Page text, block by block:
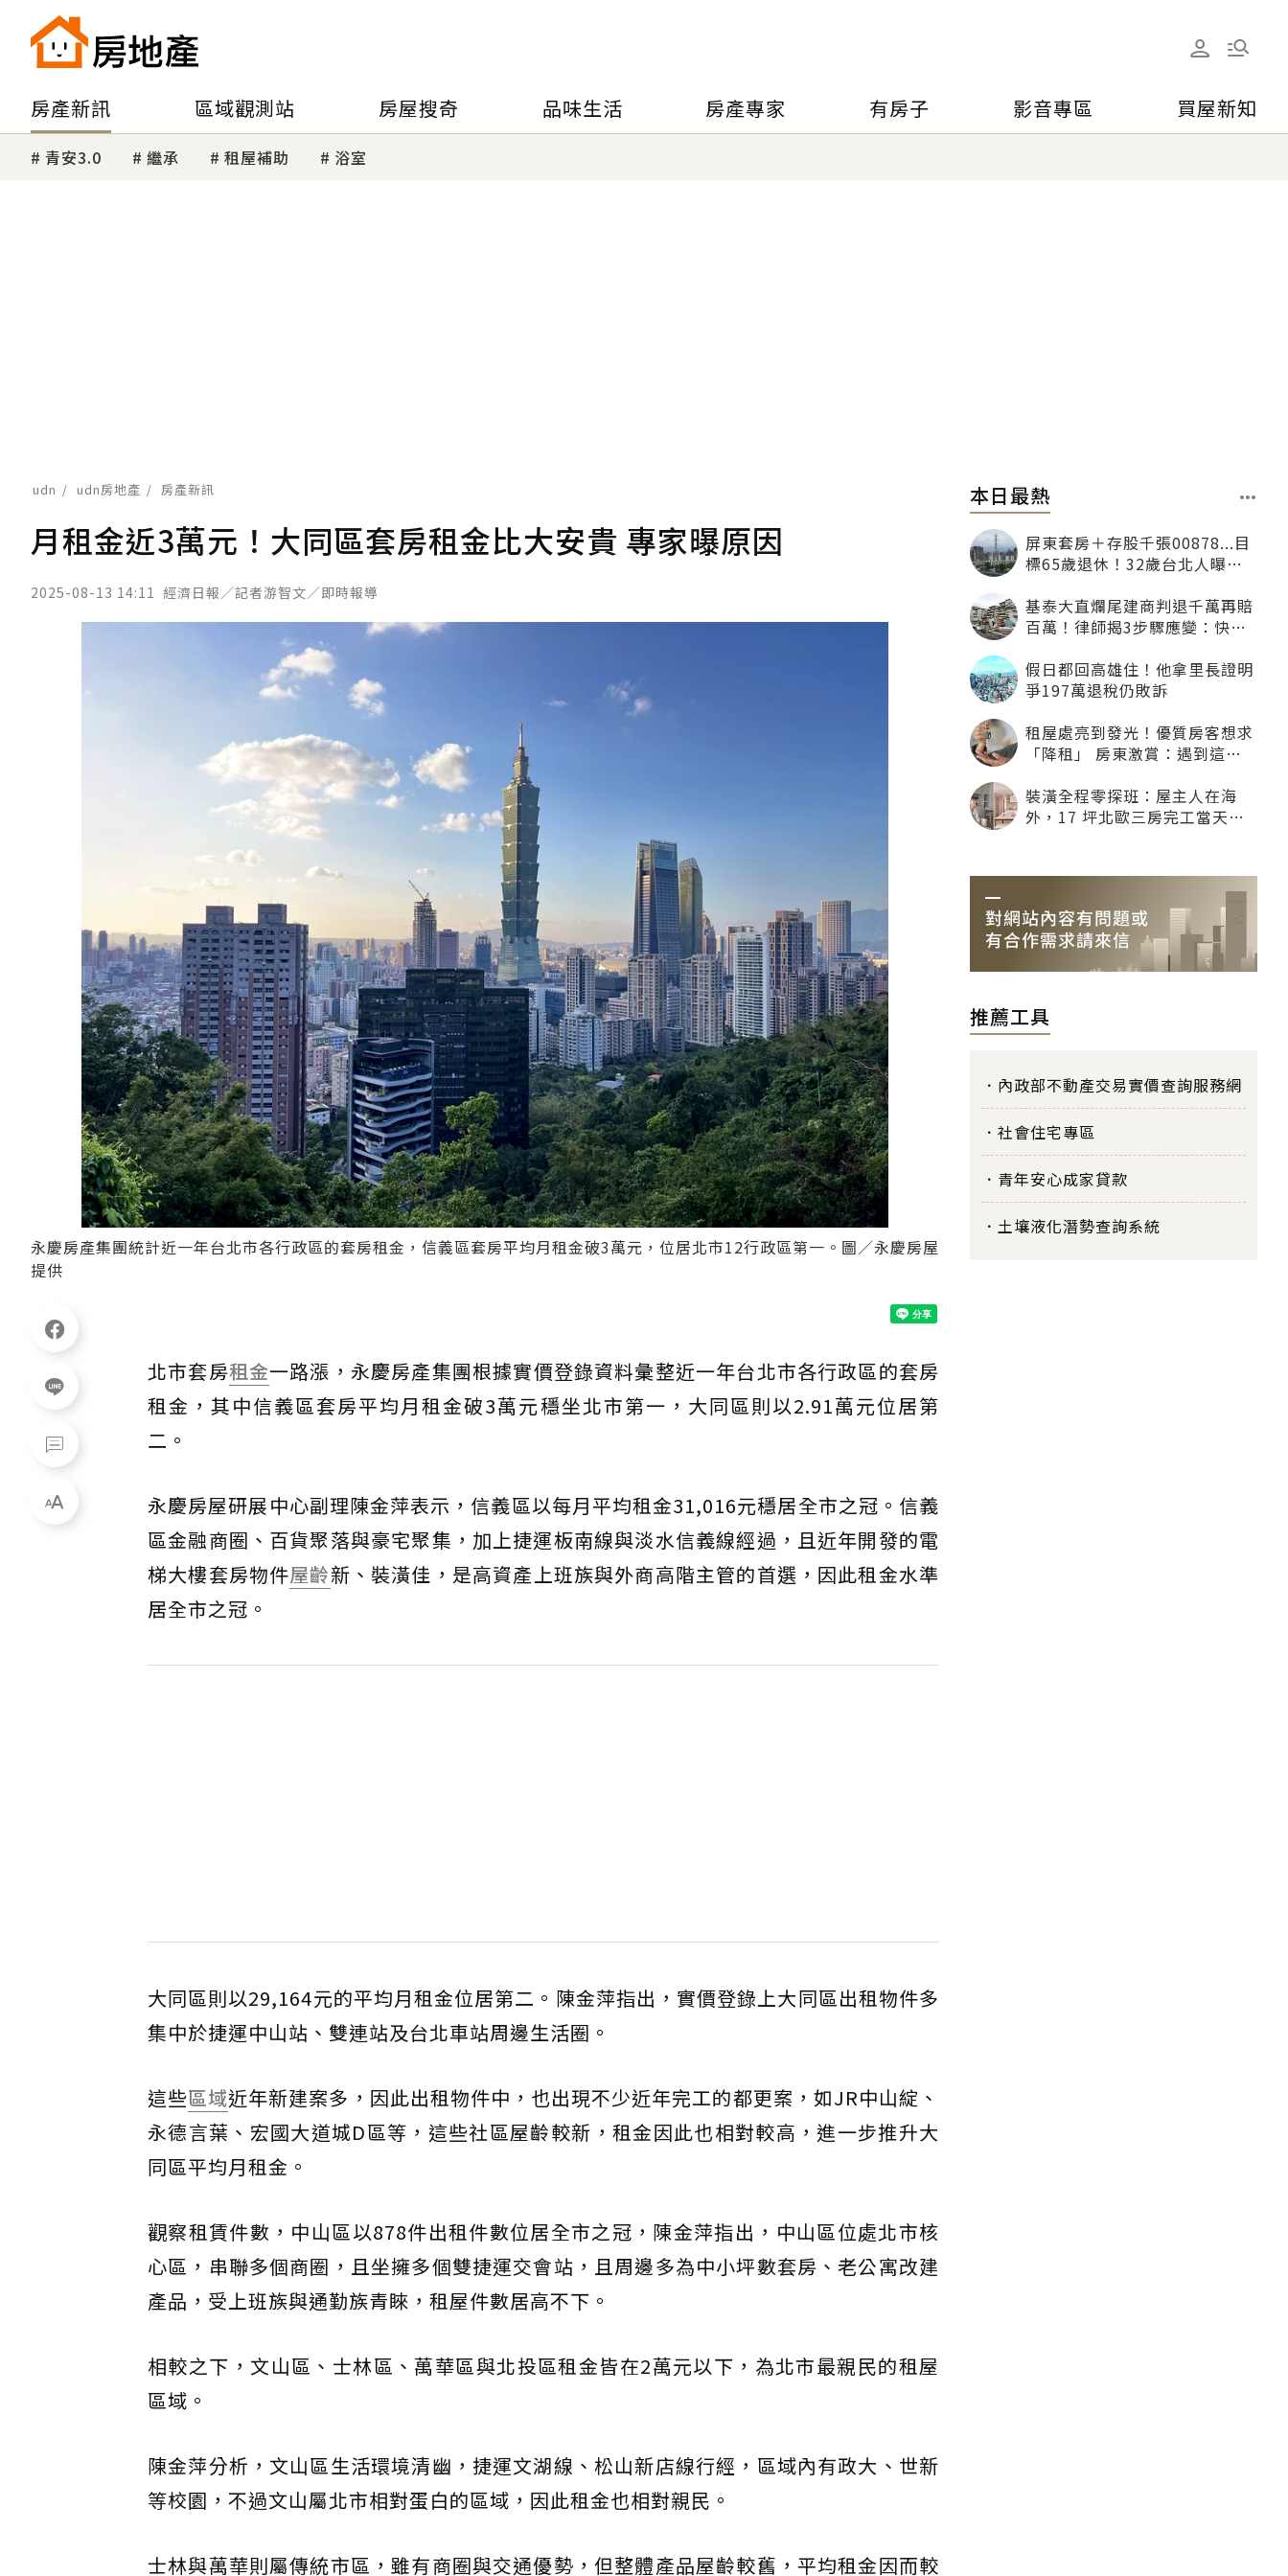
房產新訊 區域觀測站 房屋搜奇 品味生活 房產專家 有房子 影音專區 買屋新知
青安3.0 繼承 租屋補助 浴室
udn udn房地產 房產新訊
月租金近3萬元！大同區套房租金比大安貴 專家曝原因
2025-08-13 14:11 經濟日報／記者游智文／即時報導
永慶房產集團統計近一年台北市各行政區的套房租金，信義區套房平均月租金破3萬元，位居北市12行政區第一。圖／永慶房屋
提供
北市套房租金一路漲，永慶房產集團根據實價登錄資料彙整近一年台北市各行政區的套房
租金，其中信義區套房平均月租金破3萬元穩坐北市第一，大同區則以2.91萬元位居第
二。
永慶房屋研展中心副理陳金萍表示，信義區以每月平均租金31,016元穩居全市之冠。信義
區金融商圈、百貨聚落與豪宅聚集，加上捷運板南線與淡水信義線經過，且近年開發的電
梯大樓套房物件屋齡新、裝潢佳，是高資產上班族與外商高階主管的首選，因此租金水準
居全市之冠。
大同區則以29,164元的平均月租金位居第二。陳金萍指出，實價登錄上大同區出租物件多
集中於捷運中山站、雙連站及台北車站周邊生活圈。
這些區域近年新建案多，因此出租物件中，也出現不少近年完工的都更案，如JR中山綻、
永德言葉、宏國大道城D區等，這些社區屋齡較新，租金因此也相對較高，進一步推升大
同區平均月租金。
觀察租賃件數，中山區以878件出租件數位居全市之冠，陳金萍指出，中山區位處北市核
心區，串聯多個商圈，且坐擁多個雙捷運交會站，且周邊多為中小坪數套房、老公寓改建
產品，受上班族與通勤族青睞，租屋件數居高不下。
相較之下，文山區、士林區、萬華區與北投區租金皆在2萬元以下，為北市最親民的租屋
區域。
陳金萍分析，文山區生活環境清幽，捷運文湖線、松山新店線行經，區域內有政大、世新
等校園，不過文山屬北市相對蛋白的區域，因此租金也相對親民。
士林與萬華則屬傳統市區，雖有商圈與交通優勢，但整體產品屋齡較舊，平均租金因而較
本日最熱
屏東套房＋存股千張00878...目
標65歲退休！32歲台北人曝：
基泰大直爛尾建商判退千萬再賠
百萬！律師揭3步驟應變：快通
假日都回高雄住！他拿里長證明
爭197萬退稅仍敗訴
租屋處亮到發光！優質房客想求
「降租」 房東激賞：遇到這種
裝潢全程零探班：屋主人在海
外，17 坪北歐三房完工當天才
推薦工具
內政部不動產交易實價查詢服務網
社會住宅專區
青年安心成家貸款
土壤液化潛勢查詢系統